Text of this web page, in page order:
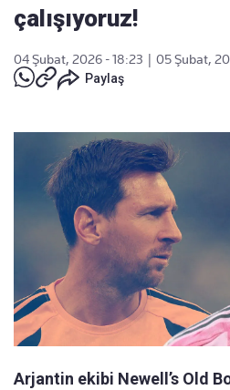
çalışıyoruz!
04 Şubat, 2026 - 18:23
05 Şubat,
Paylaş
Arjantin ekibi Newell’s Old